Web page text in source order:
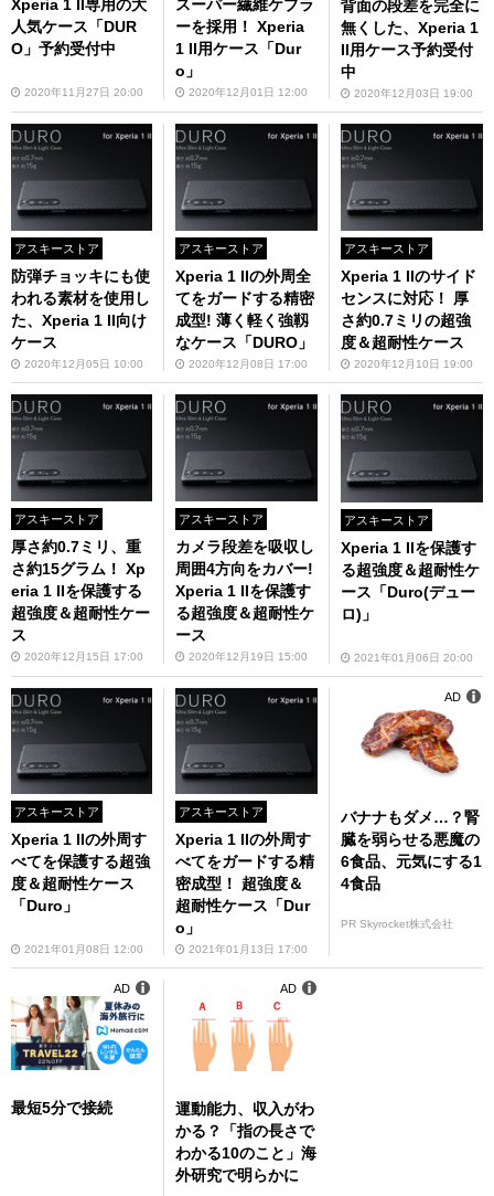
Xperia 1 II専用の大
人気ケース「DUR
O」予約受付中
2020年11月27日 20:00
スーパー繊維ケブラ
ーを採用！ Xperia
1 II用ケース「Dur
o」
2020年12月01日 12:00
背面の段差を完全に
無くした、Xperia 1
II用ケース予約受付
中
2020年12月03日 19:00
アスキーストア
防弾チョッキにも使
われる素材を使用し
た、Xperia 1 II向け
ケース
2020年12月05日 10:00
アスキーストア
Xperia 1 IIの外周全
てをガードする精密
成型! 薄く軽く強靱
なケース「DURO」
2020年12月08日 17:00
アスキーストア
Xperia 1 IIのサイド
センスに対応！ 厚
さ約0.7ミリの超強
度＆超耐性ケース
2020年12月10日 19:00
アスキーストア
厚さ約0.7ミリ、重
さ約15グラム！ Xp
eria 1 IIを保護する
超強度＆超耐性ケー
ス
2020年12月15日 17:00
アスキーストア
カメラ段差を吸収し
周囲4方向をカバー!
Xperia 1 IIを保護す
る超強度＆超耐性ケ
ース
2020年12月19日 15:00
アスキーストア
Xperia 1 IIを保護す
る超強度＆超耐性ケ
ース「Duro(デュー
ロ)」
2021年01月06日 20:00
アスキーストア
Xperia 1 IIの外周す
べてを保護する超強
度＆超耐性ケース
「Duro」
2021年01月08日 12:00
アスキーストア
Xperia 1 IIの外周す
べてをガードする精
密成型！ 超強度＆
超耐性ケース「Dur
o」
2021年01月13日 17:00
バナナもダメ…？腎
臓を弱らせる悪魔の
6食品、元気にする1
4食品
PR Skyrocket株式会社
AD
最短5分で接続
AD
運動能力、収入がわ
かる？「指の長さで
わかる10のこと」海
外研究で明らかに
AD